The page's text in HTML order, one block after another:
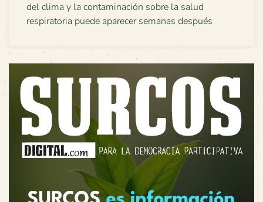
del clima y la contaminación sobre la salud
respiratoria puede aparecer semanas después